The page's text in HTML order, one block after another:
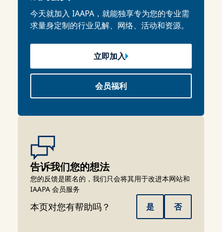
今天就加入 IAAPA，就能独享专为您的专业需
求量身定制的行业见解、网络、活动和资源。
立即加入
会员福利
告诉我们您的想法
您的反馈是匿名的，我们只会将其用于改进本网站和
IAAPA 会员服务
本页对您有帮助吗？ 是 否